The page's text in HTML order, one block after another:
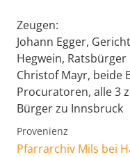
Zeugen:
Johann Egger,
Hegwein,
Christof Mayr, beide
Procuratoren, alle 3
Bürger zu Innsbruck
Provenienz
Pfarrarchiv Mils bei